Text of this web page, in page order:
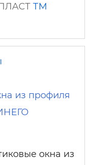
ТМ
из профиля
окна из